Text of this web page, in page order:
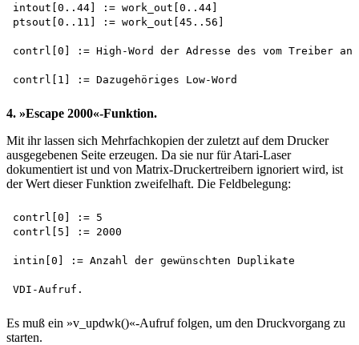
intout[0..44] := work_out[0..44]
ptsout[0..11] := work_out[45..56]
contrl[0] := High-Word der Adresse des vom Treiber
4. »Escape 2000«-Funktion.
Mit ihr lassen sich Mehrfachkopien der zuletzt auf dem Drucker
ausgegebenen Seite erzeugen. Da sie nur für Atari-Laser
dokumentiert ist und von Matrix-Druckertreibern ignoriert wird, ist
der Wert dieser Funktion zweifelhaft. Die Feldbelegung:
contrl[0] := 5
contrl[5] := 2000
intin[0] := Anzahl der gewünschten Duplikate
Es muß ein »v_updwk()«-Aufruf folgen, um den Druckvorgang zu
starten.